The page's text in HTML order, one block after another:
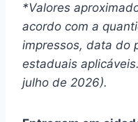
*Valores
acordo com a
impressos, data do
estaduais
julho de 2026).